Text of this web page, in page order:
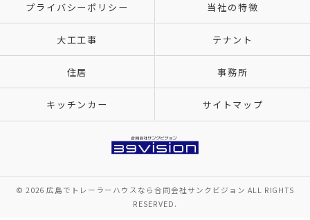
プライバシーポリシー 当社の特徴
大工工事 テナント
住居 事務所
キッチンカー サイトマップ
© 2026 広島でトレーラーハウスなら合同会社サンクビジョン ALL RIGHTS
RESERVED.